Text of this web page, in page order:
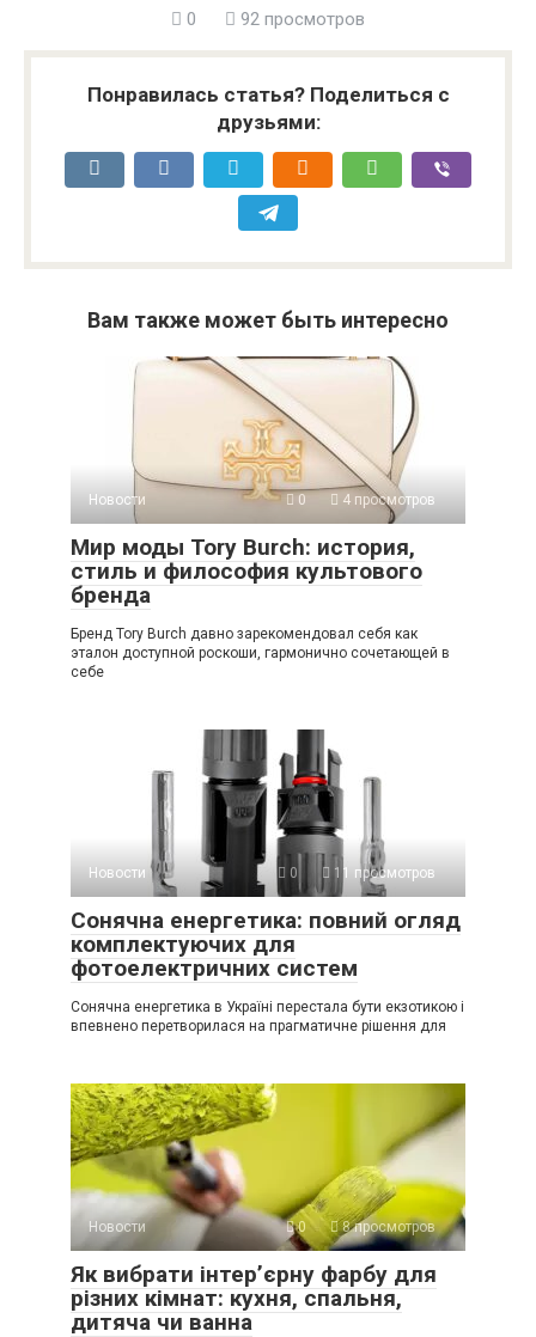
0 92 просмотров
Понравилась статья? Поделиться с
друзьями:
Вам также может быть интересно
Новости 0 4 просмотров
Мир моды Tory Burch: история,
стиль и философия культового
бренда
Бренд Tory Burch давно зарекомендовал себя как
эталон доступной роскоши, гармонично сочетающей в
себе
Новости 0 11 просмотров
Сонячна енергетика: повний огляд
комплектуючих для
фотоелектричних систем
Сонячна енергетика в Україні перестала бути екзотикою і
впевнено перетворилася на прагматичне рішення для
Новости 0 8 просмотров
Як вибрати інтер’єрну фарбу для
різних кімнат: кухня, спальня,
дитяча чи ванна